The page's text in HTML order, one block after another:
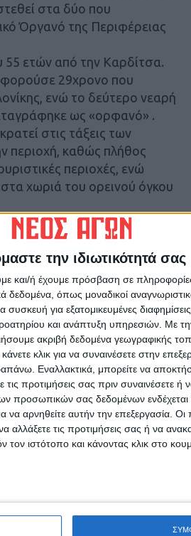
την ιδιωτικότητά σας
και/ή έχουμε πρόσβαση σε
όπως μοναδικοί
για εξατομικευμένες
και ανάπτυξη υπηρεσιών. Με
ακριβή δεδομένα γεωγραφικής
κλικ για να συναινέσετε στην
Εναλλακτικά, μπορείτε να
προτιμήσεις σας πριν συναινέσετε ή
προσωπικών σας δεδομένων ενδέχεται
να αρνηθείτε αυτήν την επεξεργασία.
αλλάξετε τις προτιμήσεις σας ή να
τον ιστότοπο και κάνοντας κλικ στο
στα δύο που
Όργανό της Περιφέρειας
55 ετών από την Καρδίτσα.
29χρονο που
ενώ το δεύτερο νεαρή
ως «ορφανό» .
στις τάξεις των
περιοχή, καθώς πλήθος
περιοχές, ενώ
χωριά του ορεινού όγκου
στο Google News!
ευρύτερα της Θεσσαλίας
ΕΠΟΜΕΝΟ ΑΡΘΡΟ
συνεχίζει τη διεθνή της καριέρα
η Σοφία Κόγκουλη!